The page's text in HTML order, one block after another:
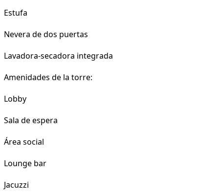
Estufa
Nevera de dos puertas
Lavadora-secadora integrada
Amenidades de la torre:
Lobby
Sala de espera
Área social
Lounge bar
Jacuzzi